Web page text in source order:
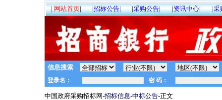
|网站首页| |招标公告| |采购公告| |资讯中心| |采
信息搜索
中国政府采购招标网-招标信息-中标公告-正文